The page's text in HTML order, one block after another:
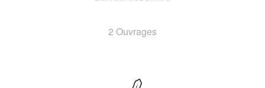
2 Ouvrages